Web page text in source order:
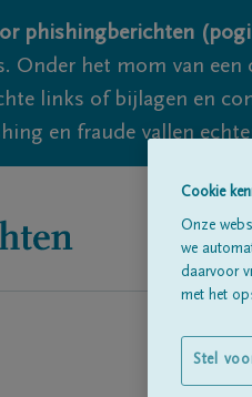
phishingberichten
Onder het mom van
links of bijlagen en
en fraude vallen
Cookie
Onze
we
daarvoor
met het
Stel